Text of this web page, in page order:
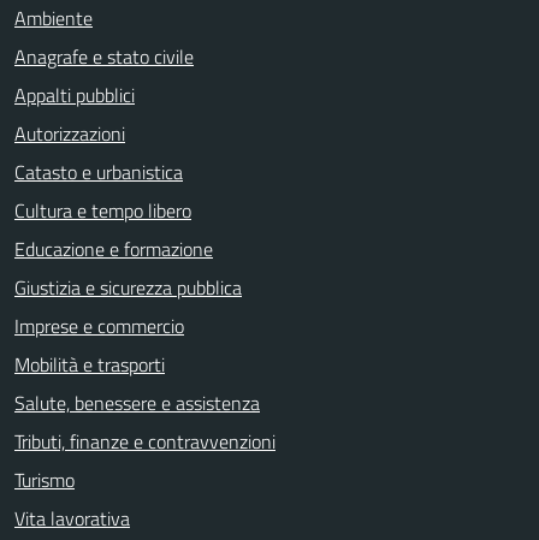
Ambiente
Anagrafe e stato civile
Appalti pubblici
Autorizzazioni
Catasto e urbanistica
Cultura e tempo libero
Educazione e formazione
Giustizia e sicurezza pubblica
Imprese e commercio
Mobilità e trasporti
Salute, benessere e assistenza
Tributi, finanze e contravvenzioni
Turismo
Vita lavorativa